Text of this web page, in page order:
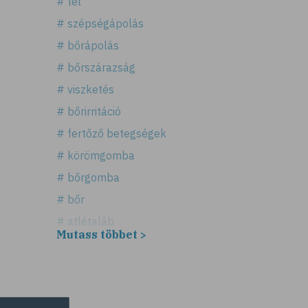
# szépségápolás
# bőrápolás
# bőrszárazság
# viszketés
# bőrirritáció
# fertőző betegségek
# körömgomba
# bőrgomba
# bőr
# atlétaláb
Mutass többet >